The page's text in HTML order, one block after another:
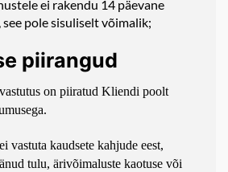
ei rakendu 14 päevane
pole sisuliselt võimalik;
piirangud
on piiratud Kliendi poolt
vastuta kaudsete kahjude eest,
tulu, ärivõimaluste kaotuse või